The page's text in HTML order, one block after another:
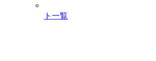
ト一覧